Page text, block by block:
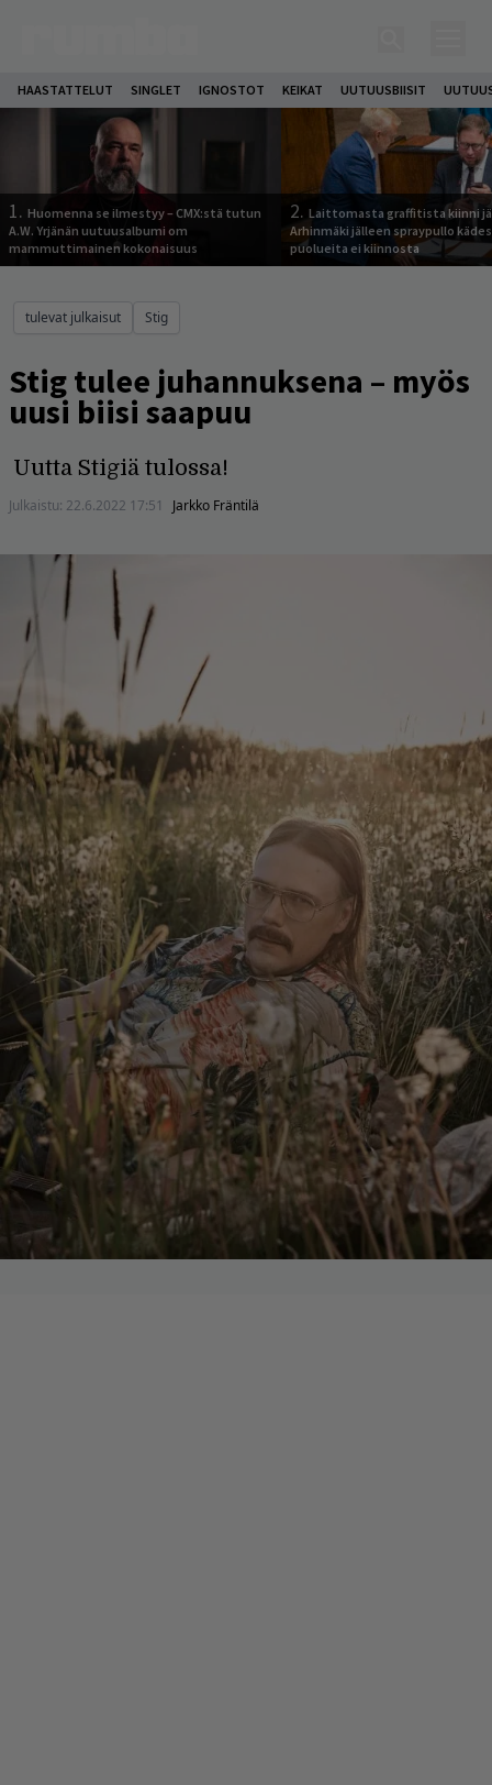
HAASTATTELUT SINGLET IGNOSTOT KEIKAT UUTUUSBIISIT
1. Huomenna se ilmestyy – CMX:stä tutun
A.W. Yrjänän uutuusalbumi om
mammuttimainen kokonaisuus
2. Laittomasta graffitista kiinni
Arhinmäki jälleen spraypullo
puolueita ei kiinnosta
tulevat julkaisut Stig
Stig tulee juhannuksena – myös
uusi biisi saapuu
Uutta Stigiä tulossa!
Julkaistu: 22.6.2022 17:51 Jarkko Fräntilä